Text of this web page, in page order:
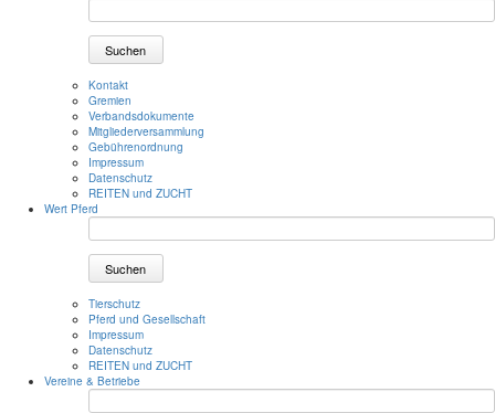
Suchen
Kontakt
Gremien
Verbandsdokumente
Mitgliederversammlung
Gebührenordnung
Impressum
Datenschutz
REITEN und ZUCHT
Wert Pferd
Suchen
Tierschutz
Pferd und Gesellschaft
Impressum
Datenschutz
REITEN und ZUCHT
Vereine & Betriebe